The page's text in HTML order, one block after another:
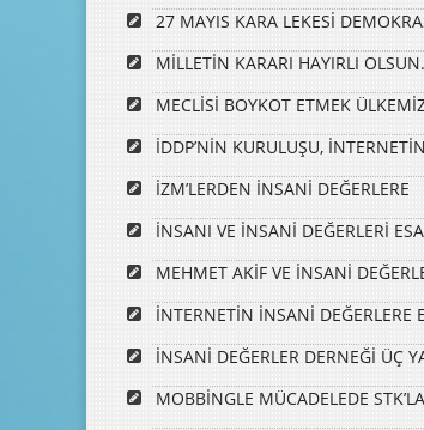
27 MAYIS KARA LEKESİ
MİLLETİN KARARI HAYIRLI
MECLİSİ BOYKOT ETMEK
İDDP’NİN KURULUŞU,
İZM’LERDEN İNSANİ DEĞERLERE
İNSANI VE İNSANİ DEĞERLERİ
MEHMET AKİF VE İNSANİ
İNTERNETİN İNSANİ DEĞERLERE
İNSANİ DEĞERLER DERNEĞİ ÜÇ
MOBBİNGLE MÜCADELEDE